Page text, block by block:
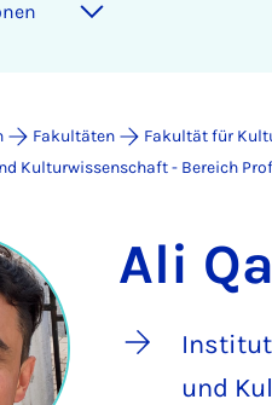
Fakultäten Fakultät für
Kulturwissenschaft - Bereich
Ali
und